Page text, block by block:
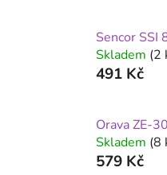
Sencor SSI
Skladem (2
491 Kč
Orava ZE-
Skladem (8
579 Kč